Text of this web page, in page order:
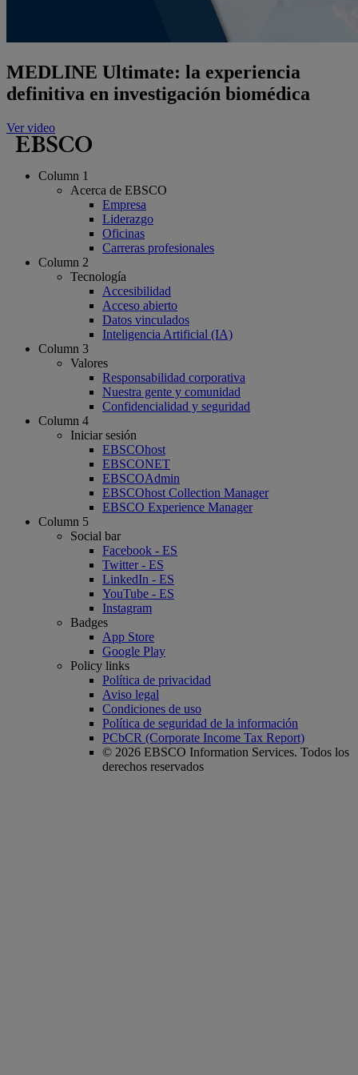
MEDLINE Ultimate: la experiencia
definitiva en investigación biomédica
Ver video
Column 1
Acerca de EBSCO
Empresa
Liderazgo
Oficinas
Carreras profesionales
Column 2
Tecnología
Accesibilidad
Acceso abierto
Datos vinculados
Inteligencia Artificial (IA)
Column 3
Valores
Responsabilidad corporativa
Nuestra gente y comunidad
Confidencialidad y seguridad
Column 4
Iniciar sesión
EBSCOhost
EBSCONET
EBSCOAdmin
EBSCOhost Collection Manager
EBSCO Experience Manager
Column 5
Social bar
Facebook - ES
Twitter - ES
LinkedIn - ES
YouTube - ES
Instagram
Badges
App Store
Google Play
Policy links
Política de privacidad
Aviso legal
Condiciones de uso
Política de seguridad de la información
PCbCR (Corporate Income Tax Report)
© 2026 EBSCO Information Services. Todos los
derechos reservados